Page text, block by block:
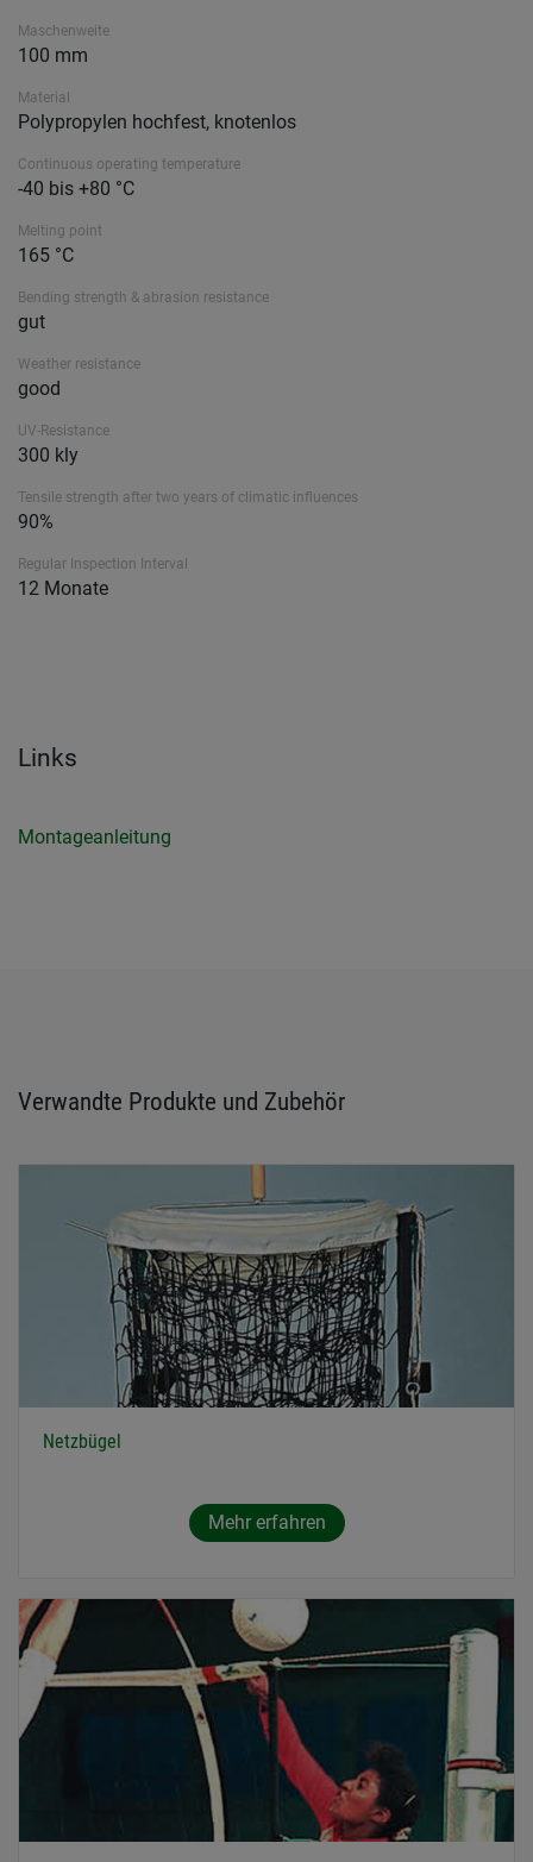
Maschenweite
100 mm
Material
Polypropylen hochfest, knotenlos
Continuous operating temperature
-40 bis +80 °C
Melting point
165 °C
Bending strength & abrasion resistance
gut
Weather resistance
good
UV-Resistance
300 kly
Tensile strength after two years of climatic influences
90%
Regular Inspection Interval
12 Monate
Links
Montageanleitung
Verwandte Produkte und Zubehör
Netzbügel
Mehr erfahren